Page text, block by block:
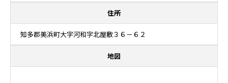
住所
知多郡美浜町大字河和字北屋敷３６－６２
地図